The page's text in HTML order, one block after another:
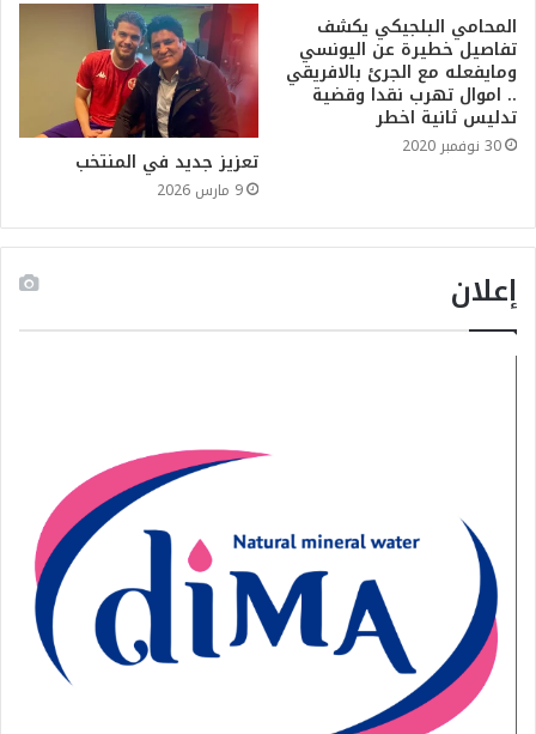
المحامي البلجيكي يكشف
تفاصيل خطيرة عن اليونسي
ومايفعله مع الجرئ بالافريقي
.. اموال تهرب نقدا وقضية
تدليس ثانية اخطر
30 نوفمبر 2020 تعزيز جديد في المنتخب
9 مارس 2026
إعلان